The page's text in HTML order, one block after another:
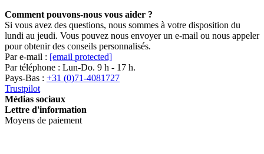
Comment pouvons-nous vous aider ?
Si vous avez des questions, nous sommes à votre disposition du
lundi au jeudi. Vous pouvez nous envoyer un e-mail ou nous appeler
pour obtenir des conseils personnalisés.
Par e-mail : [email protected]
Par téléphone : Lun-Do. 9 h - 17 h.
Pays-Bas : +31 (0)71-4081727
Trustpilot
Médias sociaux
Lettre d'information
Moyens de paiement